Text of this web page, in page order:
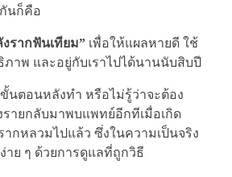
นก็คือ
รากฟันเทียม” เพื่อให้แผลหายดี ใช้
ภาพ และอยู่กับเราไปได้นานนับสิบปี
นตอนหลังทำ หรือไม่รู้ว่าจะต้อง
รายกลับมาพบแพทย์อีกทีเมื่อเกิด
ากหลวมไปแล้ว ซึ่งในความเป็นจริง
าย ๆ ด้วยการดูแลที่ถูกวิธี